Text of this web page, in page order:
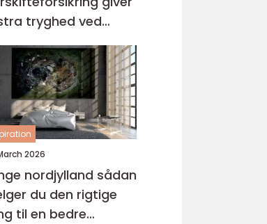
tryghed ved
2026
nordjylland sådan
du den rigtige
til en bedre